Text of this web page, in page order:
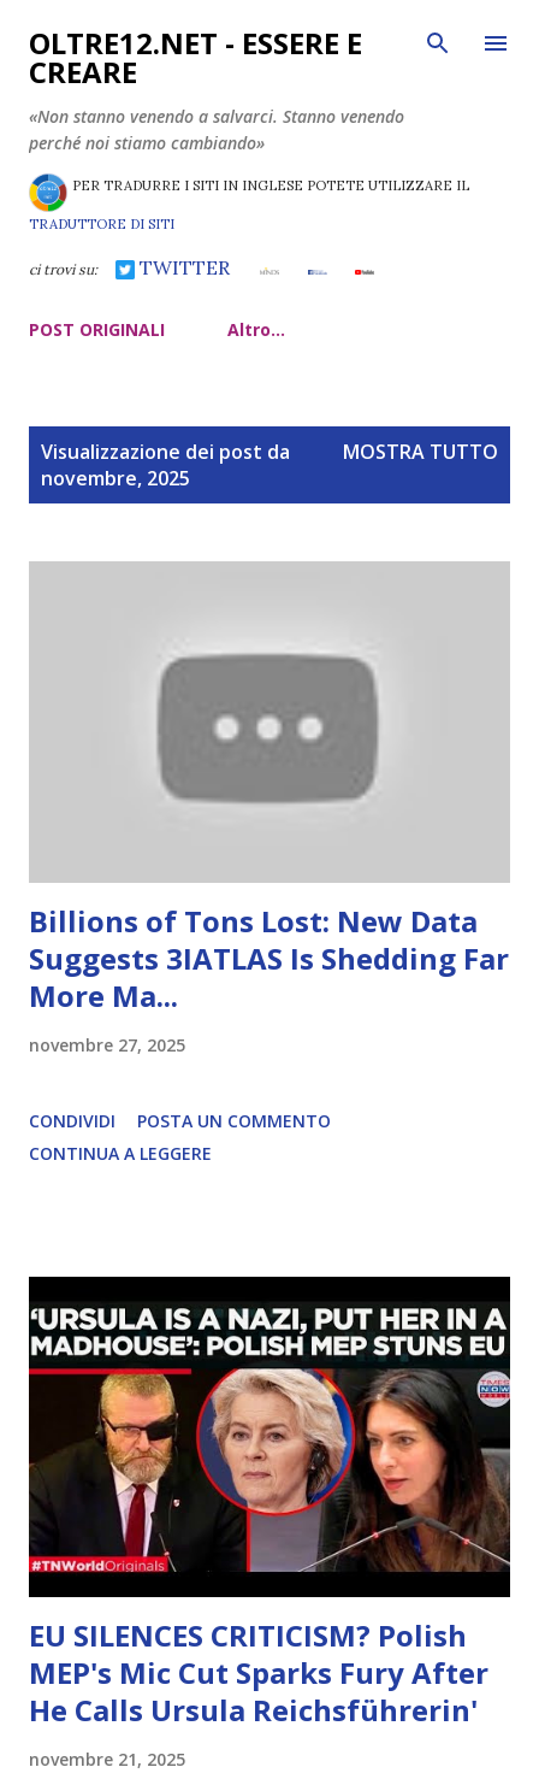
Passa ai contenuti principali
OLTRE12.NET - ESSERE E
CREARE
«Non stanno venendo a salvarci. Stanno venendo
perché noi stiamo cambiando»
PER TRADURRE I SITI IN INGLESE POTETE UTILIZZARE IL
TRADUTTORE DI SITI
ci trovi su: TWITTER
POST ORIGINALI Altro…
Visualizzazione dei post da
novembre, 2025
MOSTRA TUTTO
Billions of Tons Lost: New Data
Suggests 3IATLAS Is Shedding Far
More Ma...
novembre 27, 2025
CONDIVIDI
POSTA UN COMMENTO
CONTINUA A LEGGERE
EU SILENCES CRITICISM? Polish
MEP's Mic Cut Sparks Fury After
He Calls Ursula Reichsführerin'
novembre 21, 2025